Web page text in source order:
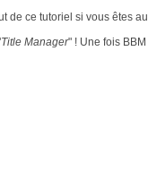
de ce tutoriel si vous êtes
Title Manager" ! Une fois